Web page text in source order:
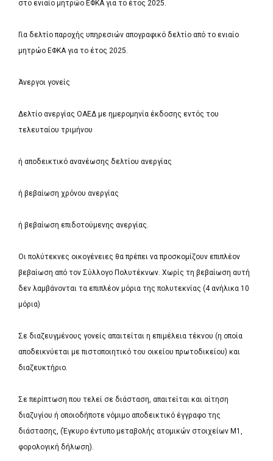
στο ενιαίο μητρώο ΕΦΚΑ για το έτος 2025.
Για δελτίο παροχής υπηρεσιών απογραφικό δελτίο από το ενιαίο
μητρώο ΕΦΚΑ για το έτος 2025.
Άνεργοι γονείς
Δελτίο ανεργίας ΟΑΕΔ με ημερομηνία έκδοσης εντός του
τελευταίου τριμήνου
ή αποδεικτικό ανανέωσης δελτίου ανεργίας
ή βεβαίωση χρόνου ανεργίας
ή βεβαίωση επιδοτούμενης ανεργίας.
Οι πολύτεκνες οικογένειες θα πρέπει να προσκομίζουν επιπλέον
βεβαίωση από τον Σύλλογο Πολυτέκνων. Χωρίς τη βεβαίωση αυτή
δεν λαμβάνονται τα επιπλέον μόρια της πολυτεκνίας (4 ανήλικα 10
μόρια)
Σε διαζευγμένους γονείς απαιτείται η επιμέλεια τέκνου (η οποία
αποδεικνύεται με πιστοποιητικό του οικείου πρωτοδικείου) και
διαζευκτήριο.
Σε περίπτωση που τελεί σε διάσταση, απαιτείται και αίτηση
διαζυγίου ή οποιοδήποτε νόμιμο αποδεικτικό έγγραφο της
διάστασης, (Έγκυρο έντυπο μεταβολής ατομικών στοιχείων Μ1,
φορολογική δήλωση).